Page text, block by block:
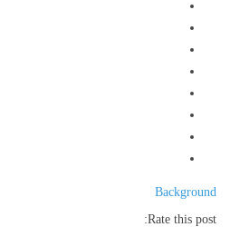
Background
Rate this post: